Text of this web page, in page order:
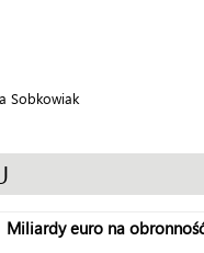
Sobkowiak
Miliardy euro na